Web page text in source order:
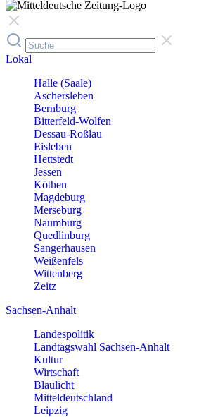
Lokal
Halle (Saale)
Aschersleben
Bernburg
Bitterfeld-Wolfen
Dessau-Roßlau
Eisleben
Hettstedt
Jessen
Köthen
Magdeburg
Merseburg
Naumburg
Quedlinburg
Sangerhausen
Weißenfels
Wittenberg
Zeitz
Sachsen-Anhalt
Landespolitik
Landtagswahl Sachsen-Anhalt
Kultur
Wirtschaft
Blaulicht
Mitteldeutschland
Leipzig